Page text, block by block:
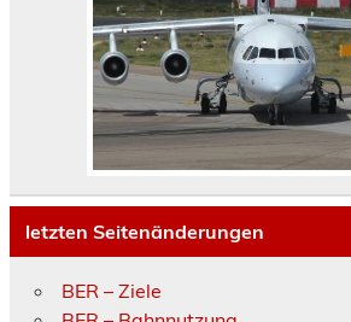
letzten Seitenänderungen
BER – Ziele